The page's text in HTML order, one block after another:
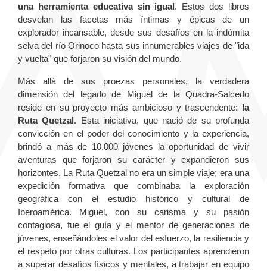
una herramienta educativa sin igual. Estos dos libros
desvelan las facetas más íntimas y épicas de un
explorador incansable, desde sus desafíos en la indómita
selva del río Orinoco hasta sus innumerables viajes de "ida
y vuelta" que forjaron su visión del mundo.
Más allá de sus proezas personales, la verdadera
dimensión del legado de Miguel de la Quadra-Salcedo
reside en su proyecto más ambicioso y trascendente: la
Ruta Quetzal. Esta iniciativa, que nació de su profunda
convicción en el poder del conocimiento y la experiencia,
brindó a más de 10.000 jóvenes la oportunidad de vivir
aventuras que forjaron su carácter y expandieron sus
horizontes. La Ruta Quetzal no era un simple viaje; era una
expedición formativa que combinaba la exploración
geográfica con el estudio histórico y cultural de
Iberoamérica. Miguel, con su carisma y su pasión
contagiosa, fue el guía y el mentor de generaciones de
jóvenes, enseñándoles el valor del esfuerzo, la resiliencia y
el respeto por otras culturas. Los participantes aprendieron
a superar desafíos físicos y mentales, a trabajar en equipo